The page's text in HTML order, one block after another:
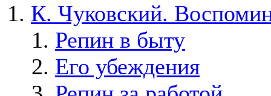
К. Чуковский.
Репин в быту
Его убеждения